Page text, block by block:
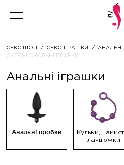
СЕКС ШОП СЕКС-ІГРАШКИ АНАЛЬНІ
СКЛЯНІ АНАЛЬНІ ПРОБКИ
Анальні іграшки
Анальні пробки
Кульки,
ланцюжки